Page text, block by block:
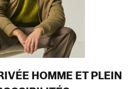
HOMME ET PLEIN